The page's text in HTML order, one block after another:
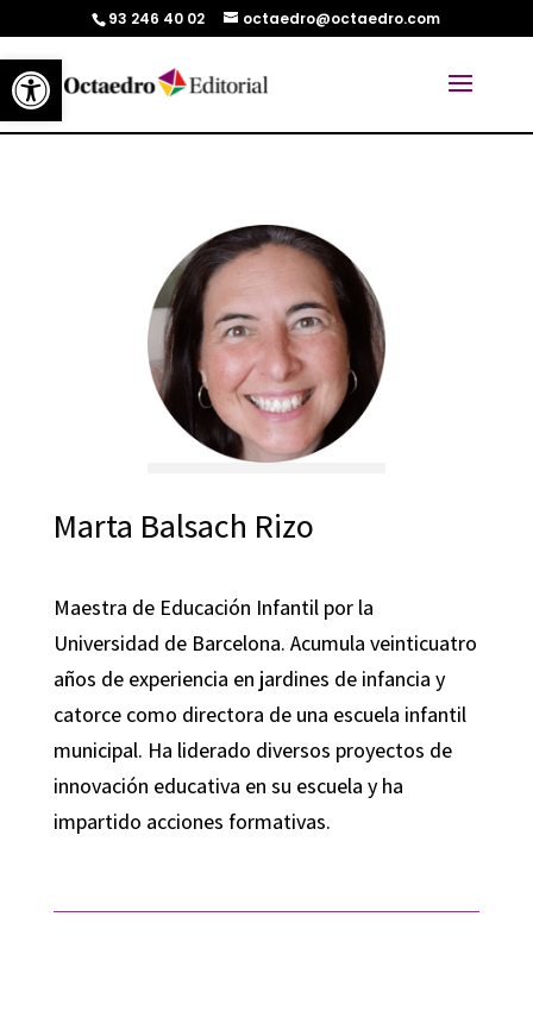
Abrir barra de herramientas
93 246 40 02 octaedro@octaedro.com
Marta Balsach Rizo
Maestra de Educación Infantil por la
Universidad de Barcelona. Acumula veinticuatro
años de experiencia en jardines de infancia y
catorce como directora de una escuela infantil
municipal. Ha liderado diversos proyectos de
innovación educativa en su escuela y ha
impartido acciones formativas.